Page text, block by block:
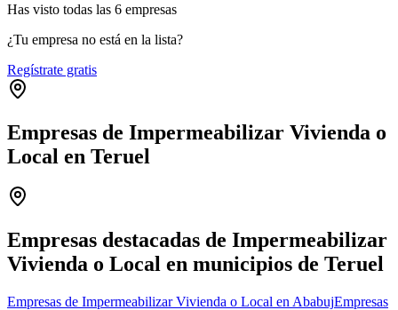
Has visto todas las 6 empresas
¿Tu empresa no está en la lista?
Regístrate gratis
Empresas de Impermeabilizar Vivienda o
Local en Teruel
−
Empresas destacadas de Impermeabilizar
Vivienda o Local en municipios de Teruel
Empresas de Impermeabilizar Vivienda o Local en AbabujEmpresas